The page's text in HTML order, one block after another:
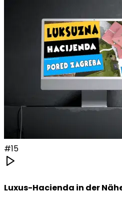
#15
Luxus-Hacienda in der